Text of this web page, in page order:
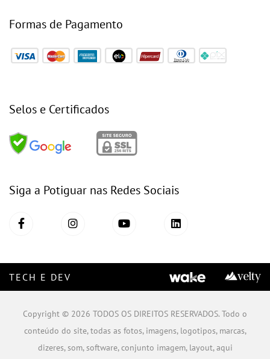
Formas de Pagamento
Selos e Certificados
Siga a Potiguar nas Redes Sociais
TECH E DEV
Copyright © 2026 TODOS OS DIREITOS RESERVADOS. Todo o
conteúdo do site, todas as fotos, imagens, logotipos, marcas,
dizeres, som, software, conjunto imagem, layout, aqui